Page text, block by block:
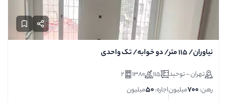
نیاوران/ 115 متر/ دو خوابه/ تک واحدی
تهران - توحید 115
1380
2
رهن:700میلیوناجاره:50میلیون